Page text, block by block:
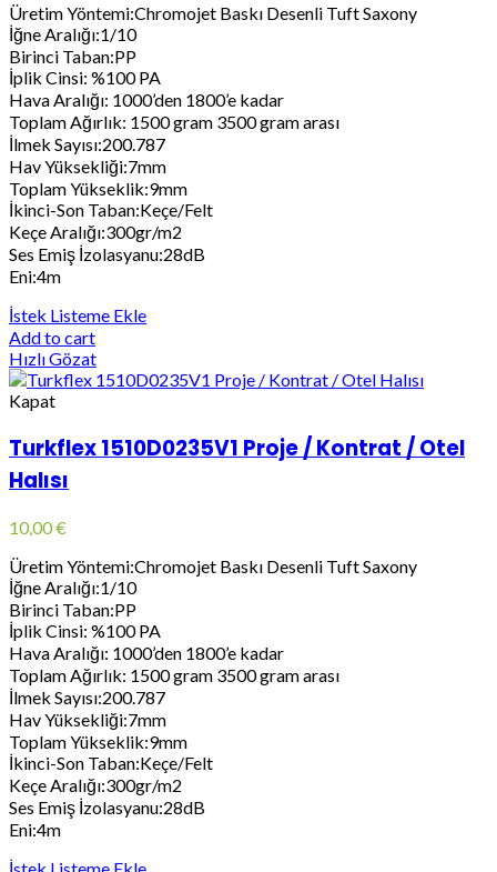
Üretim Yöntemi:Chromojet Baskı Desenli Tuft Saxony
İğne Aralığı:1/10
Birinci Taban:PP
İplik Cinsi: %100 PA
Hava Aralığı: 1000’den 1800’e kadar
Toplam Ağırlık: 1500 gram 3500 gram arası
İlmek Sayısı:200.787
Hav Yüksekliği:7mm
Toplam Yükseklik:9mm
İkinci-Son Taban:Keçe/Felt
Keçe Aralığı:300gr/m2
Ses Emiş İzolasyanu:28dB
Eni:4m
İstek Listeme Ekle
Add to cart
Hızlı Gözat
Kapat
Turkflex 1510D0235V1 Proje / Kontrat / Otel
Halısı
10,00€
Üretim Yöntemi:Chromojet Baskı Desenli Tuft Saxony
İğne Aralığı:1/10
Birinci Taban:PP
İplik Cinsi: %100 PA
Hava Aralığı: 1000’den 1800’e kadar
Toplam Ağırlık: 1500 gram 3500 gram arası
İlmek Sayısı:200.787
Hav Yüksekliği:7mm
Toplam Yükseklik:9mm
İkinci-Son Taban:Keçe/Felt
Keçe Aralığı:300gr/m2
Ses Emiş İzolasyanu:28dB
Eni:4m